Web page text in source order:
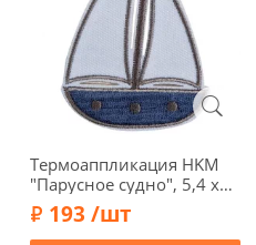
Термоаппликация HKM
"Парусное судно", 5,4 х
7,5 см, 39420
193 /шт